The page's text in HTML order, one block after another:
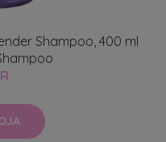
Shampoo, 400 ml